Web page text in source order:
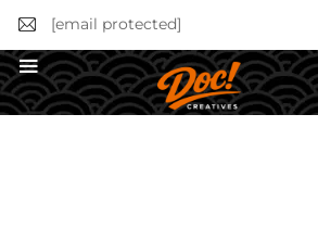
[email protected]